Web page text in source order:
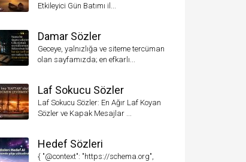
Etkileyici Gün Batımı il...
Damar Sözler
Geceye, yalnızlığa ve siteme tercüman
olan sayfamızda; en efkarlı...
Laf Sokucu Sözler
Laf Sokucu Sözler: En Ağır Laf Koyan
Sözler ve Kapak Mesajlar ...
Hedef Sözleri
{ "@context": "https://schema.org",